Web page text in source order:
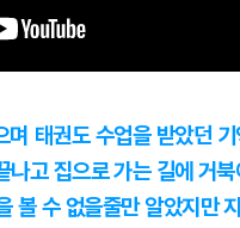
태권도 수업을 받았던
고 집으로 가는 길에 거
볼 수 없을줄만 알았지